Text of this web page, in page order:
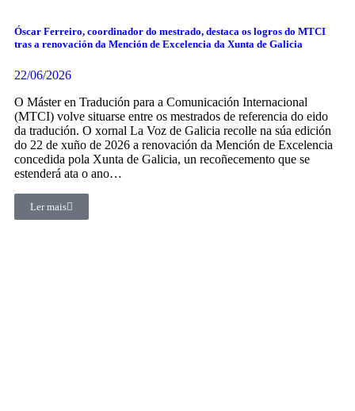
Óscar Ferreiro, coordinador do mestrado, destaca os logros do MTCI
tras a renovación da Mención de Excelencia da Xunta de Galicia
22/06/2026
O Máster en Tradución para a Comunicación Internacional
(MTCI) volve situarse entre os mestrados de referencia do eido
da tradución. O xornal La Voz de Galicia recolle na súa edición
do 22 de xuño de 2026 a renovación da Mención de Excelencia
concedida pola Xunta de Galicia, un recoñecemento que se
estenderá ata o ano…
Ler mais